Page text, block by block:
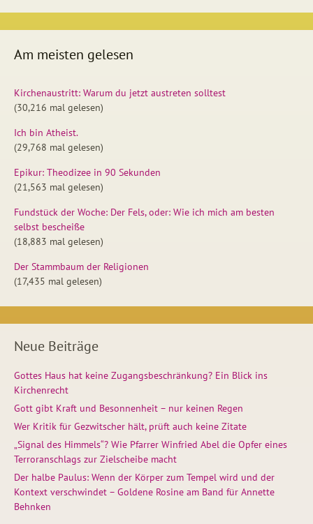
Am meisten gelesen
Kirchenaustritt: Warum du jetzt austreten solltest
(30,216 mal gelesen)
Ich bin Atheist.
(29,768 mal gelesen)
Epikur: Theodizee in 90 Sekunden
(21,563 mal gelesen)
Fundstück der Woche: Der Fels, oder: Wie ich mich am besten
selbst bescheiße
(18,883 mal gelesen)
Der Stammbaum der Religionen
(17,435 mal gelesen)
Neue Beiträge
Gottes Haus hat keine Zugangsbeschränkung? Ein Blick ins
Kirchenrecht
Gott gibt Kraft und Besonnenheit – nur keinen Regen
Wer Kritik für Gezwitscher hält, prüft auch keine Zitate
„Signal des Himmels“? Wie Pfarrer Winfried Abel die Opfer eines
Terroranschlags zur Zielscheibe macht
Der halbe Paulus: Wenn der Körper zum Tempel wird und der
Kontext verschwindet – Goldene Rosine am Band für Annette
Behnken